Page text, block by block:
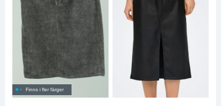
Finns i fler färger